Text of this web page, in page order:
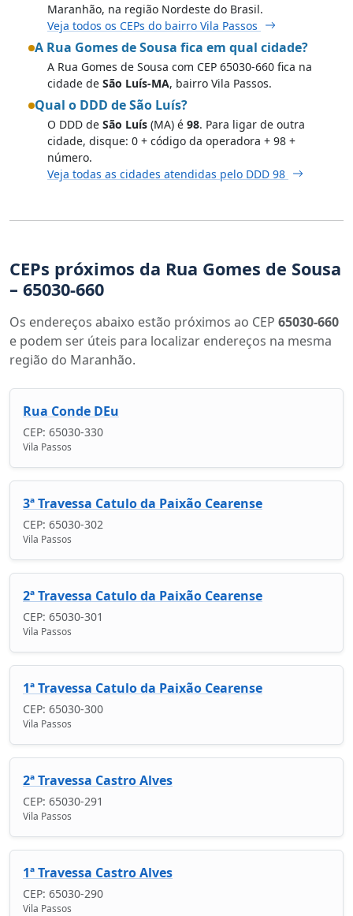
Maranhão, na região Nordeste do Brasil.
Veja todos os CEPs do bairro Vila Passos
A Rua Gomes de Sousa fica em qual cidade?
A Rua Gomes de Sousa com CEP 65030-660 fica na
cidade de São Luís-MA, bairro Vila Passos.
Qual o DDD de São Luís?
O DDD de São Luís (MA) é 98. Para ligar de outra
cidade, disque: 0 + código da operadora + 98 +
número.
Veja todas as cidades atendidas pelo DDD 98
CEPs próximos da Rua Gomes de Sousa
– 65030-660
Os endereços abaixo estão próximos ao CEP 65030-660
e podem ser úteis para localizar endereços na mesma
região do Maranhão.
Rua Conde DEu
CEP: 65030-330
Vila Passos
3ª Travessa Catulo da Paixão Cearense
CEP: 65030-302
Vila Passos
2ª Travessa Catulo da Paixão Cearense
CEP: 65030-301
Vila Passos
1ª Travessa Catulo da Paixão Cearense
CEP: 65030-300
Vila Passos
2ª Travessa Castro Alves
CEP: 65030-291
Vila Passos
1ª Travessa Castro Alves
CEP: 65030-290
Vila Passos